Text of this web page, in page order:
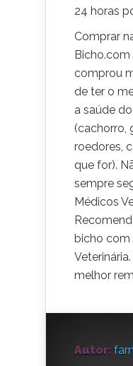
24 horas
Comprar
comprou
de ter o
a saúde
(cachorro,
roedores,
que for).
sempre
Médicos
bicho com
melhor
Autor: